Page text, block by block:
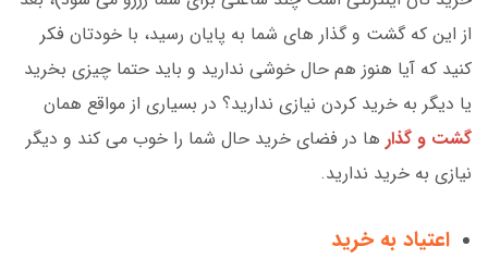
از این که گشت و گذار های شما به پایان رسید، با خودتان فکر
کنید که آیا هنوز هم حال خوشی ندارید و باید حتما چیزی بخرید
یا دیگر به خرید کردن نیازی ندارید؟ در بسیاری از مواقع همان
گشت و گذار ها در فضای خرید حال شما را خوب می کند و دیگر
نیازی به خرید ندارید.
اعتیاد به خرید